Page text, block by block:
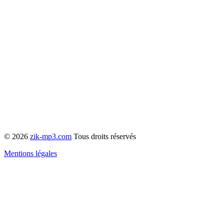
© 2026 zik-mp3.com Tous droits réservés
Mentions légales